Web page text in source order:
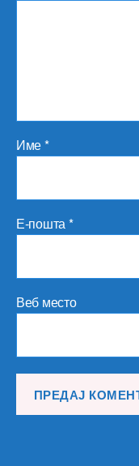
Име*
Е-пошта*
Веб место